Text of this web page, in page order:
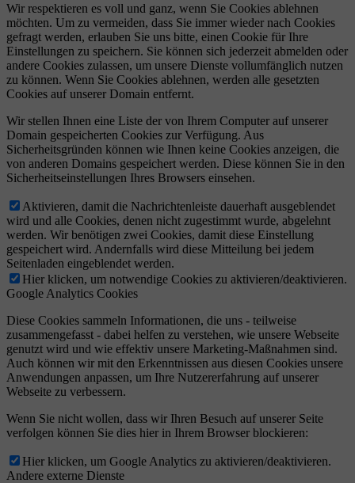
Wir respektieren es voll und ganz, wenn Sie Cookies ablehnen
möchten. Um zu vermeiden, dass Sie immer wieder nach Cookies
gefragt werden, erlauben Sie uns bitte, einen Cookie für Ihre
Einstellungen zu speichern. Sie können sich jederzeit abmelden oder
andere Cookies zulassen, um unsere Dienste vollumfänglich nutzen
zu können. Wenn Sie Cookies ablehnen, werden alle gesetzten
Cookies auf unserer Domain entfernt.
Wir stellen Ihnen eine Liste der von Ihrem Computer auf unserer
Domain gespeicherten Cookies zur Verfügung. Aus
Sicherheitsgründen können wie Ihnen keine Cookies anzeigen, die
von anderen Domains gespeichert werden. Diese können Sie in den
Sicherheitseinstellungen Ihres Browsers einsehen.
Aktivieren, damit die Nachrichtenleiste dauerhaft ausgeblendet
wird und alle Cookies, denen nicht zugestimmt wurde, abgelehnt
werden. Wir benötigen zwei Cookies, damit diese Einstellung
gespeichert wird. Andernfalls wird diese Mitteilung bei jedem
Seitenladen eingeblendet werden.
Hier klicken, um notwendige Cookies zu aktivieren/deaktivieren.
Google Analytics Cookies
Diese Cookies sammeln Informationen, die uns - teilweise
zusammengefasst - dabei helfen zu verstehen, wie unsere Webseite
genutzt wird und wie effektiv unsere Marketing-Maßnahmen sind.
Auch können wir mit den Erkenntnissen aus diesen Cookies unsere
Anwendungen anpassen, um Ihre Nutzererfahrung auf unserer
Webseite zu verbessern.
Wenn Sie nicht wollen, dass wir Ihren Besuch auf unserer Seite
verfolgen können Sie dies hier in Ihrem Browser blockieren:
Hier klicken, um Google Analytics zu aktivieren/deaktivieren.
Andere externe Dienste